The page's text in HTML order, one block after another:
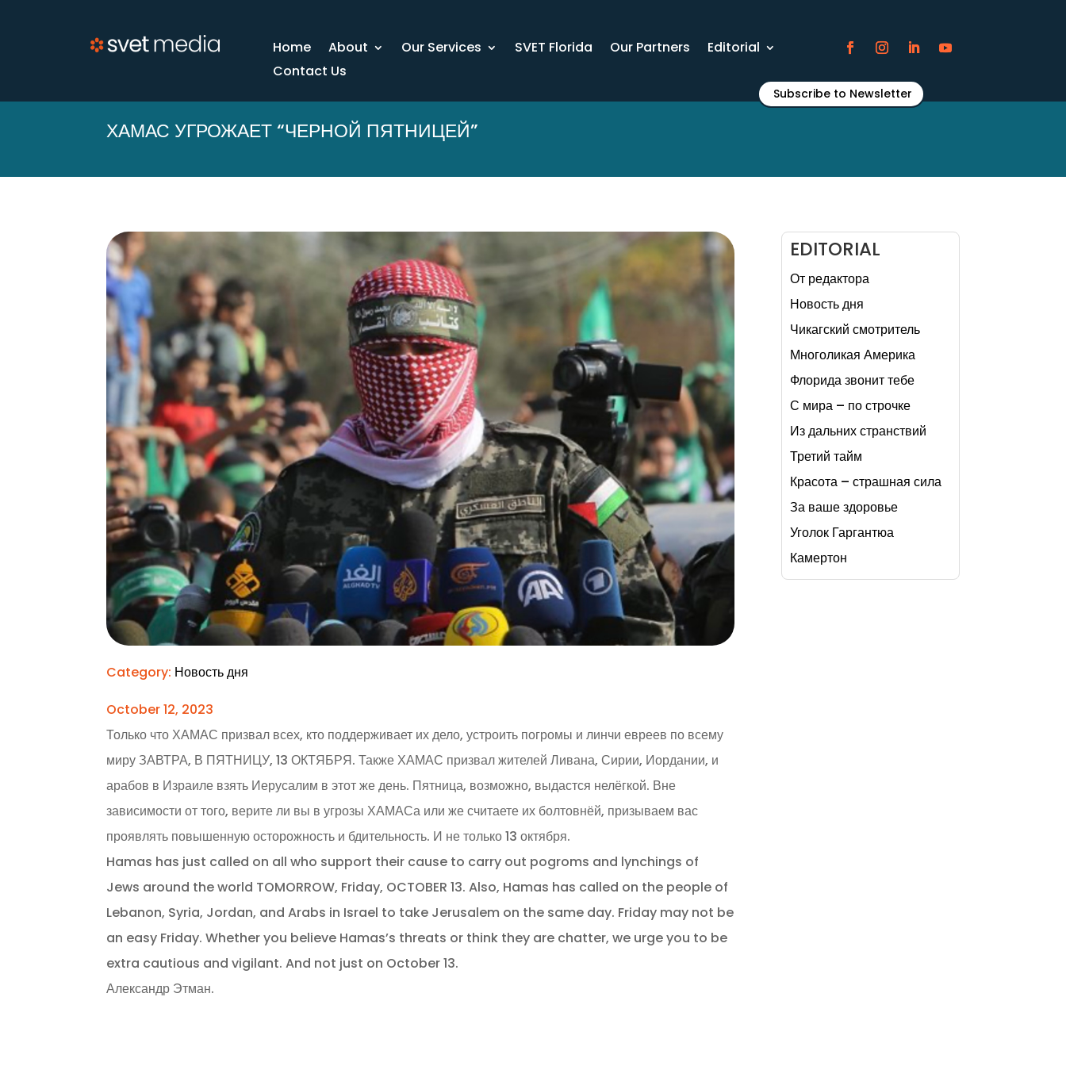
Home About Our Services SVET Florida Our Partners
Editorial
Contact Us
Subscribe to Newsletter
ХАМАС УГРОЖАЕТ “ЧЕРНОЙ ПЯТНИЦЕЙ”
Category: Новость дня
October 12, 2023
Только что ХАМАС призвал всех, кто поддерживает их дело, устроить погромы и линчи евреев по всему
миру ЗАВТРА, В ПЯТНИЦУ, 13 ОКТЯБРЯ. Также ХАМАС призвал жителей Ливана, Сирии, Иордании, и
арабов в Израиле взять Иерусалим в этот же день. Пятница, возможно, выдастся нелёгкой. Вне
зависимости от того, верите ли вы в угрозы ХАМАСа или же считаете их болтовнёй, призываем вас
проявлять повышенную осторожность и бдительность. И не только 13 октября.
Hamas has just called on all who support their cause to carry out pogroms and lynchings of
Jews around the world TOMORROW, Friday, OCTOBER 13. Also, Hamas has called on the people of
Lebanon, Syria, Jordan, and Arabs in Israel to take Jerusalem on the same day. Friday may not be
an easy Friday. Whether you believe Hamas’s threats or think they are chatter, we urge you to be
extra cautious and vigilant. And not just on October 13.
Александр Этман.
EDITORIAL
От редактора
Новость дня
Чикагский смотритель
Многоликая Америка
Флорида звонит тебе
С мира – по строчке
Из дальних странствий
Третий тайм
Красота – страшная сила
За ваше здоровье
Уголок Гаргантюа
Камертон